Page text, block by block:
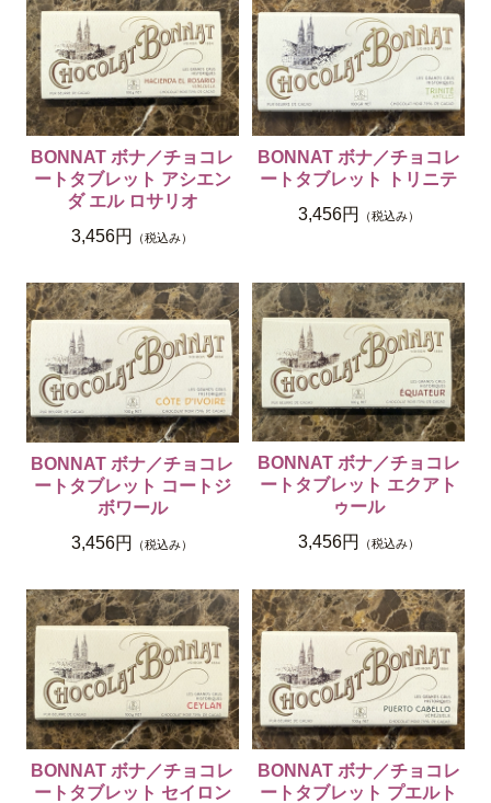
BONNAT ボナ／チョコレ
ートタブレット アシエン
ダ エル ロサリオ
3,456円
（税込み）
BONNAT ボナ／チョコレ
ートタブレット トリニテ
3,456円
（税込み）
BONNAT ボナ／チョコレ
ートタブレット コートジ
ボワール
3,456円
（税込み）
BONNAT ボナ／チョコレ
ートタブレット エクアト
ゥール
3,456円
（税込み）
BONNAT ボナ／チョコレ
ートタブレット セイロン
BONNAT ボナ／チョコレ
ートタブレット プエルト